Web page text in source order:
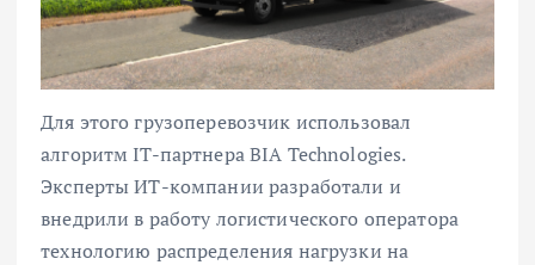
Для этого грузоперевозчик использовал
алгоритм IT-партнера BIA Technologies.
Эксперты ИТ-компании разработали и
внедрили в работу логистического оператора
технологию распределения нагрузки на